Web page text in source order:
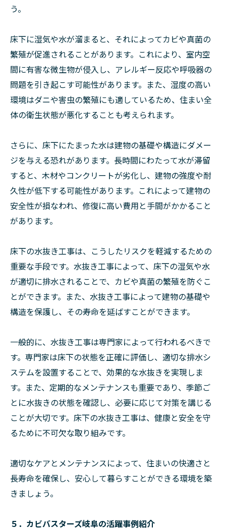
う。
床下に湿気や水が溜まると、それによってカビや真菌の
繁殖が促進されることがあります。これにより、室内空
間に有害な微生物が侵入し、アレルギー反応や呼吸器の
問題を引き起こす可能性があります。また、湿度の高い
環境はダニや害虫の繁殖にも適しているため、住まい全
体の衛生状態が悪化することも考えられます。
さらに、床下にたまった水は建物の基礎や構造にダメー
ジを与える恐れがあります。長時間にわたって水が滞留
すると、木材やコンクリートが劣化し、建物の強度や耐
久性が低下する可能性があります。これによって建物の
安全性が損なわれ、修復に高い費用と手間がかかること
があります。
床下の水抜き工事は、こうしたリスクを軽減するための
重要な手段です。水抜き工事によって、床下の湿気や水
が適切に排水されることで、カビや真菌の繁殖を防ぐこ
とができます。また、水抜き工事によって建物の基礎や
構造を保護し、その寿命を延ばすことができます。
一般的に、水抜き工事は専門家によって行われるべきで
す。専門家は床下の状態を正確に評価し、適切な排水シ
ステムを設置することで、効果的な水抜きを実現しま
す。また、定期的なメンテナンスも重要であり、季節ご
とに水抜きの状態を確認し、必要に応じて対策を講じる
ことが大切です。床下の水抜き工事は、健康と安全を守
るために不可欠な取り組みです。
適切なケアとメンテナンスによって、住まいの快適さと
長寿命を確保し、安心して暮らすことができる環境を築
きましょう。
５．カビバスターズ岐阜の活躍事例紹介